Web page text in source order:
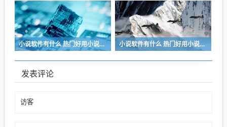
小说软件有什么 热门好用小说软件推荐 小说软件有什么 热门好用小说软件推荐
发表评论